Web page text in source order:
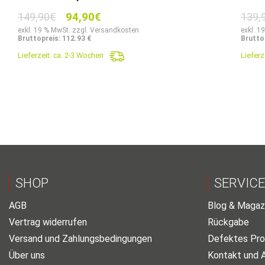
149,90€
Ursprünglicher
Preis
war:
149,90€
94,90€
Preis
94,90€.
exkl. 19 % MwSt. zzgl. Versandkosten
Bruttopreis: 112.93 €
Lieferzeit: ca. 2-3 Wochen
exkl.
SHOP
AGB
Vertrag widerrufen
Versand und Zahlungsbedingungen
Über uns
SERVICE
Blog &
Rückgabe
Defektes
Kontakt und